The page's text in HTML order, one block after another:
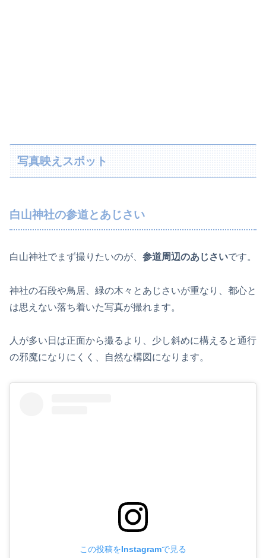
写真映えスポット
白山神社の参道とあじさい
白山神社でまず撮りたいのが、 参道周辺のあじさいです。
神社の石段や鳥居、緑の木々とあじさいが重なり、都心と
は思えない落ち着いた写真が撮れます。
人が多い日は正面から撮るより、少し斜めに構えると通行
の邪魔になりにくく、自然な構図になります。
この投稿をInstagramで見る